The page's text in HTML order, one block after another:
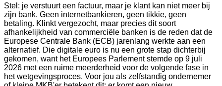
Stel: je verstuurt een factuur, maar je klant kan niet meer bij
zijn bank. Geen internetbankieren, geen tikkie, geen
betaling. Klinkt vergezocht, maar precies dit soort
afhankelijkheid van commerciële banken is de reden dat de
Europese Centrale Bank (ECB) jarenlang werkte aan een
alternatief. Die digitale euro is nu een grote stap dichterbij
gekomen, want het Europees Parlement stemde op 9 juli
2026 met een ruime meerderheid voor de volgende fase in
het wetgevingsproces. Voor jou als zelfstandig ondernemer